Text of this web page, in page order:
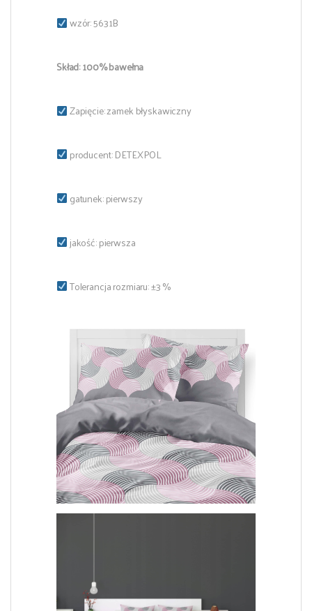
wzór: 5631B
Skład: 100% bawełna
Zapięcie: zamek błyskawiczny
producent: DETEXPOL
gatunek: pierwszy
jakość: pierwsza
Tolerancja rozmiaru: ±3 %